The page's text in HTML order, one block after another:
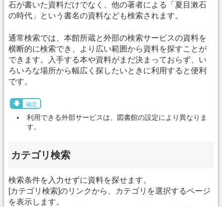
石が書いた資料だけでなく、他の著者による「夏目漱石
の時代」という書名の資料なども検索されます。
通常検索では、本館所蔵と外部の検索サービスの資料を
横断的に検索でき、より広い範囲から資料を探すことが
できます。入手する本や資料がまだ決まっておらず、い
ろいろな場所から幅広く探したいときに利用すると便利
です。
補足
利用できる外部サービスは、図書館の設定により異なりま
す。
カテゴリ検索
検索条件を入力せずに資料を探せます。
[カテゴリ検索]のリンクから、カテゴリを選択するページ
を表示します。